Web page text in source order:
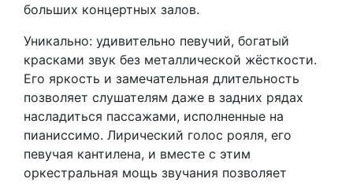
больших концертных залов.
Уникальнo: удивительно певучий, богатый
красками звук без металлической жёсткости.
Его яркость и замечательная длительность
позволяет слушателям даже в задних рядах
насладиться пассажами, исполненные на
пианиссимо. Лирический голос рояля, его
певучая кантилена, и вместе с этим
оркестральная мощь звучания позволяет